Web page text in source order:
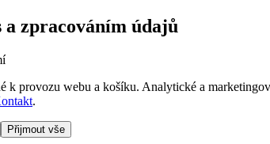
a zpracováním údajů
k provozu webu a košíku. Analytické a
.
Přijmout vše